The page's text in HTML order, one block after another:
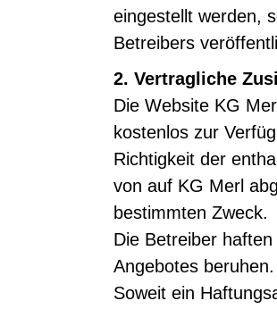
eingestellt werden,
Betreibers
2. Vertragliche
Die Website KG
kostenlos zur
Richtigkeit der
von auf KG Merl
bestimmten Zweck.
Die Betreiber
Angebotes beruhen.
Soweit ein